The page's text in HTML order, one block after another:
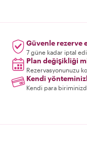
Güvenle rezerve
7 güne kadar iptal
Plan değişikliği
Rezervasyonunuzu
Kendi
Kendi para